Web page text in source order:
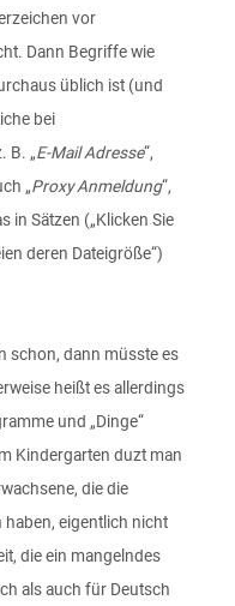
vor
Dann Begriffe wie
üblich ist (und
bei
B. „E-Mail Adresse“,
„Proxy Anmeldung“,
in Sätzen („Klicken Sie
deren Dateigröße“)
schon, dann müsste es
heißt es allerdings
und „Dinge“
Kindergarten duzt man
die die
eigentlich nicht
die ein mangelndes
als auch für Deutsch